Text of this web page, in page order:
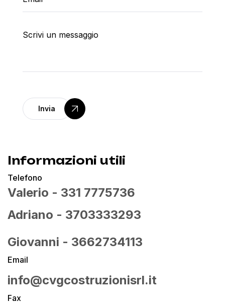
Invia
Informazioni utili
Telefono
Valerio - 331 7775736
Adriano - 3703333293
Giovanni - 3662734113
Email
info@cvgcostruzionisrl.it
Fax